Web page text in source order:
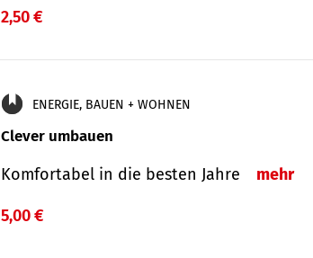
2,50 €
ENERGIE, BAUEN + WOHNEN
Clever umbauen
Komfortabel in die besten Jahre mehr
5,00 €